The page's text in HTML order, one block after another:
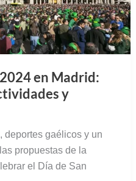
en Madrid:
y
deportes gaélicos y un
propuestas de la
el Día de San